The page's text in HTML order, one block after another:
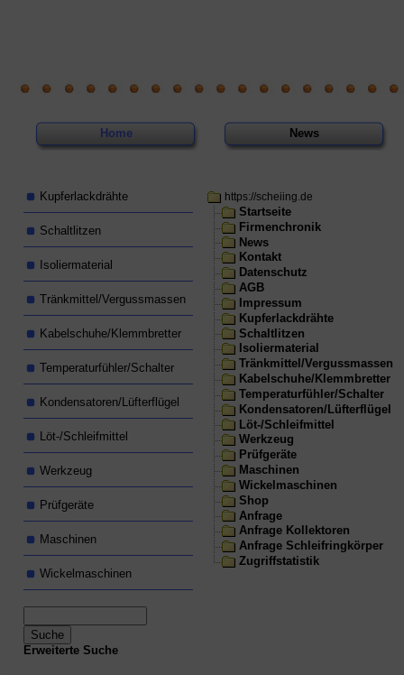
Home News
Kupferlackdrähte
Schaltlitzen
Isoliermaterial
Tränkmittel/Vergussmassen
Kabelschuhe/Klemmbretter
Temperaturfühler/Schalter
Kondensatoren/Lüfterflügel
Löt-/Schleifmittel
Werkzeug
Prüfgeräte
Maschinen
Wickelmaschinen
Erweiterte Suche
https://scheiing.de
Startseite
Firmenchronik
News
Kontakt
Datenschutz
AGB
Impressum
Kupferlackdrähte
Schaltlitzen
Isoliermaterial
Tränkmittel/Vergussmassen
Kabelschuhe/Klemmbretter
Temperaturfühler/Schalter
Kondensatoren/Lüfterflügel
Löt-/Schleifmittel
Werkzeug
Prüfgeräte
Maschinen
Wickelmaschinen
Shop
Anfrage
Anfrage Kollektoren
Anfrage Schleifringkörper
Zugriffstatistik